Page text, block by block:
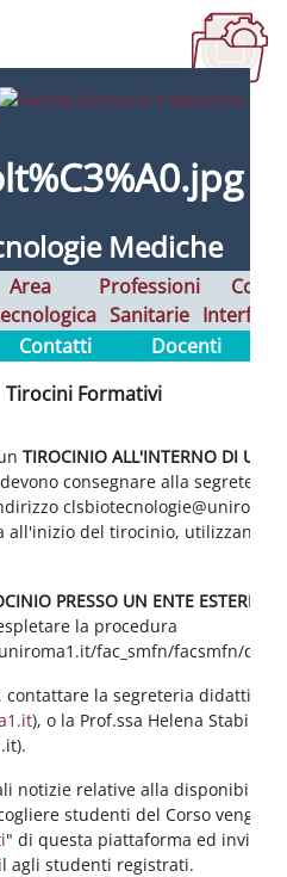
Mediche
Area
Professioni
Sanitarie
Corsi
Contatti
Docenti
Tirocini Formativi
TIROCINIO ALL'INTERNO DI UN
consegnare alla segreteria
all'inizio del tirocinio, utilizzando
PRESSO UN ENTE ESTERNO
la procedura
fac_smfn/facsmfn/
la segreteria didattica
), o la Prof.ssa Helena Stabile
notizie relative alla disponibilità
studenti del Corso
" di questa piattaforma ed inviate
agli studenti registrati.